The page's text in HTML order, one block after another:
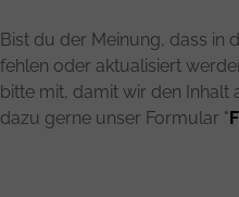
Bist du der Meinung, dass in
fehlen oder aktualisiert
bitte mit, damit wir den Inhalt
dazu gerne unser Formular "